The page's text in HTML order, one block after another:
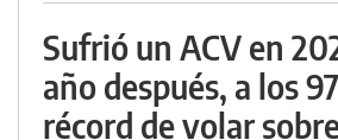
Sufrió un ACV en
año después, a los
récord de volar